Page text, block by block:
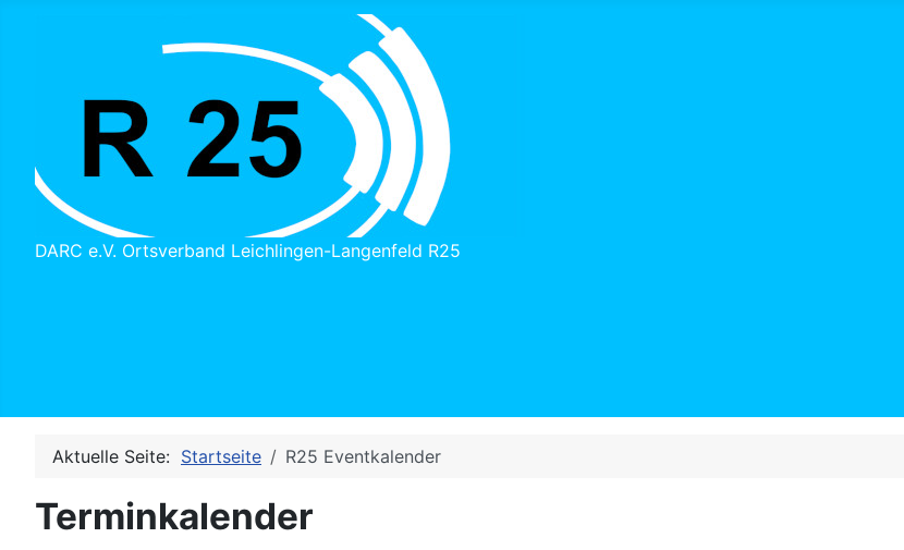
DARC e.V. Ortsverband Leichlingen-Langenfeld R25
Aktuelle Seite: Startseite R25 Eventkalender
Terminkalender